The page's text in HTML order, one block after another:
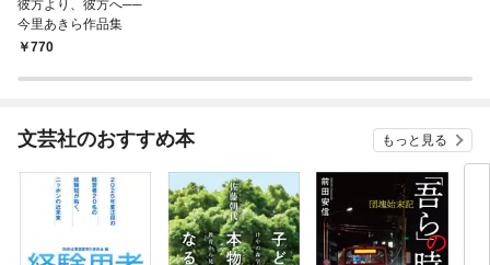
彼方より、彼方へ──
今里あきら作品集
770
文芸社のおすすめ本 もっと見る